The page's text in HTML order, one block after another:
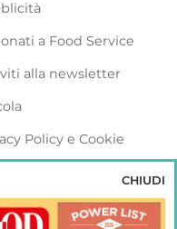
a Food Service
alla newsletter
Policy e Cookie
CHIUDI